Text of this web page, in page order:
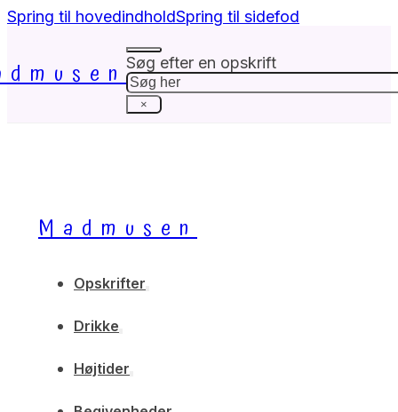
Spring til hovedindholdSpring til sidefod
Søg efter en opskrift
Søg
×
Madmusen
Opskrifter
Drikke
Højtider